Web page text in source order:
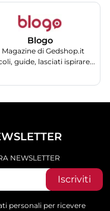
Blogo
Magazine di Gedshop.it
guide, lasciati ispirare...
NEWSLETTER
Iscriviti
personali per ricevere